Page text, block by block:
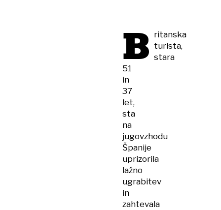
B ritanska
turista,
stara
51
in
37
let,
sta
na
jugovzhodu
Španije
uprizorila
lažno
ugrabitev
in
zahtevala